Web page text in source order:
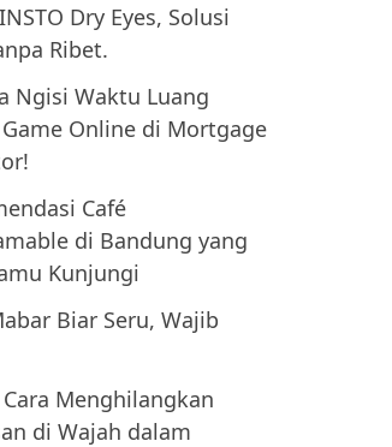
Dry Eyes, Solusi
Ribet.
Ngisi Waktu Luang
Online di Mortgage
Café
di Bandung yang
Kunjungi
Biar Seru, Wajib
Menghilangkan
di Wajah dalam